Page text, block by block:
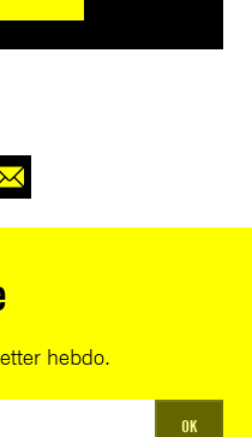
hebdo.
OK